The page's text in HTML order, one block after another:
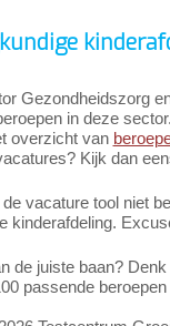
Gezondheidszorg
in deze
overzicht van
Kijk dan
vacature tool niet
kinderafdeling.
de juiste baan?
passende